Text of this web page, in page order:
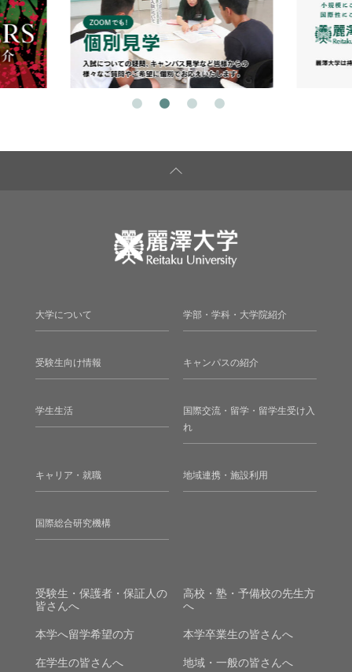
大学について 学部・学科・大学院紹介
受験生向け情報 キャンパスの紹介
学生生活
国際交流・留学・留学生受け入
れ
キャリア・就職 地域連携・施設利用
国際総合研究機構
受験生・保護者・保証人の
皆さんへ
高校・塾・予備校の先生方
へ
本学へ留学希望の方 本学卒業生の皆さんへ
在学生の皆さんへ 地域・一般の皆さんへ